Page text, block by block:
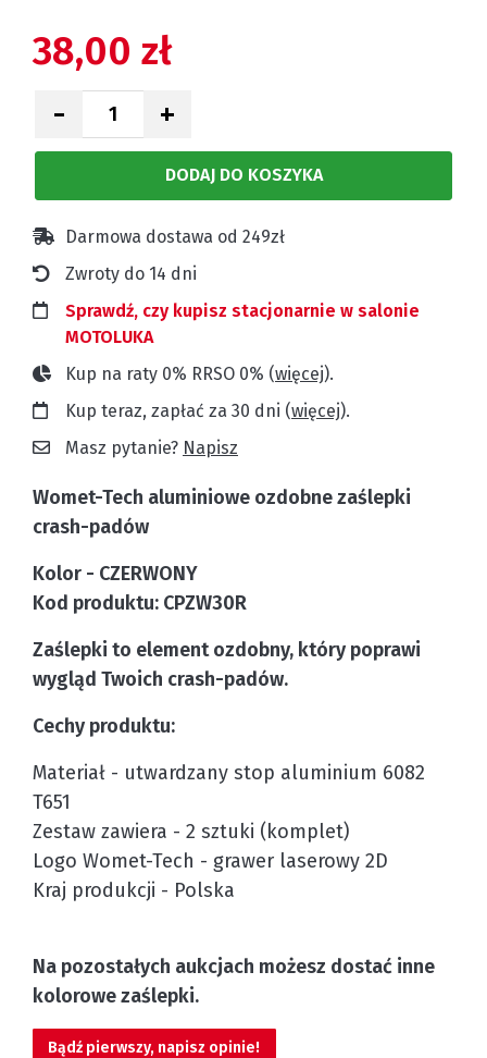
38,00 zł
- +
DODAJ DO KOSZYKA
Darmowa dostawa od 249zł
Zwroty do 14 dni
Sprawdź, czy kupisz stacjonarnie w salonie
MOTOLUKA
Kup na raty 0% RRSO 0% (więcej).
Kup teraz, zapłać za 30 dni (więcej).
Masz pytanie? Napisz
Womet-Tech aluminiowe ozdobne zaślepki
crash-padów
Kolor - CZERWONY
Kod produktu: CPZW30R
Zaślepki to element ozdobny, który poprawi
wygląd Twoich crash-padów.
Cechy produktu:
Materiał - utwardzany stop aluminium 6082
T651
Zestaw zawiera - 2 sztuki (komplet)
Logo Womet-Tech - grawer laserowy 2D
Kraj produkcji - Polska
Na pozostałych aukcjach możesz dostać inne
kolorowe zaślepki.
Bądź pierwszy, napisz opinie!